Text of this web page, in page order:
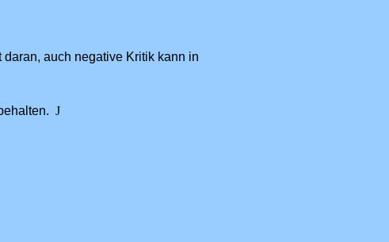
auch negative Kritik kann in
J